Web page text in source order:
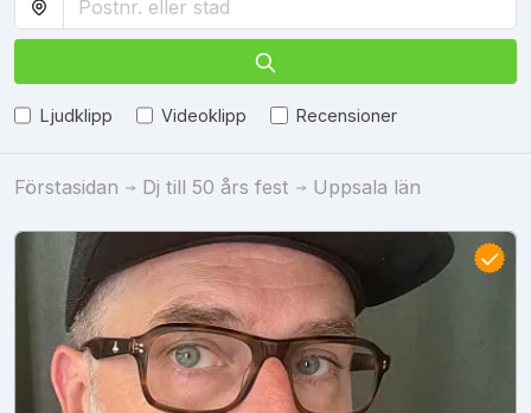
Ljudklipp Videoklipp Recensioner
Förstasidan Dj till 50 års fest Uppsala län